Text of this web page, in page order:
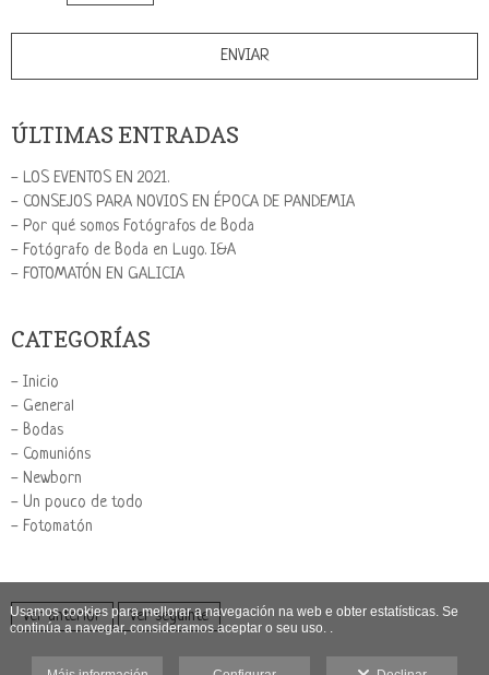
ÚLTIMAS ENTRADAS
- LOS EVENTOS EN 2021.
- CONSEJOS PARA NOVIOS EN ÉPOCA DE PANDEMIA
- Por qué somos Fotógrafos de Boda
- Fotógrafo de Boda en Lugo. I&A
- FOTOMATÓN EN GALICIA
CATEGORÍAS
- Inicio
- General
- Bodas
- Comunións
- Newborn
- Un pouco de todo
- Fotomatón
Ver anterior Ver seguinte
Usamos cookies para mellorar a navegación na web e obter estatísticas. Se
continúa a navegar, consideramos aceptar o seu uso. .